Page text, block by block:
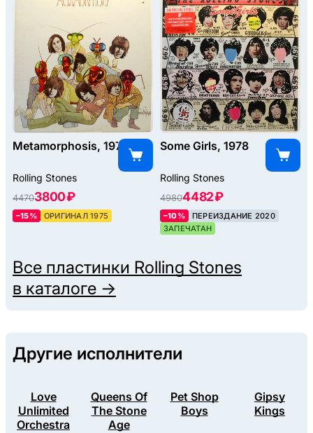
Metamorphosis, 1975
Rolling Stones
44703800 ₽
–15% ОРИГИНАЛ 1975
Some Girls, 1978
Rolling Stones
49804482 ₽
–10%
ПЕРЕИЗДАНИЕ 2020
ЗАПЕЧАТАН
Все пластинки Rolling Stones
в каталоге →
Другие исполнители
Love
Unlimited
Orchestra
Queens Of
The Stone
Age
Pet Shop
Boys
Gipsy
Kings